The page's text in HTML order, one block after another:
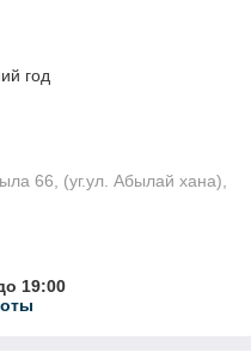
год
66, (уг.ул. Абылай хана),
19:00